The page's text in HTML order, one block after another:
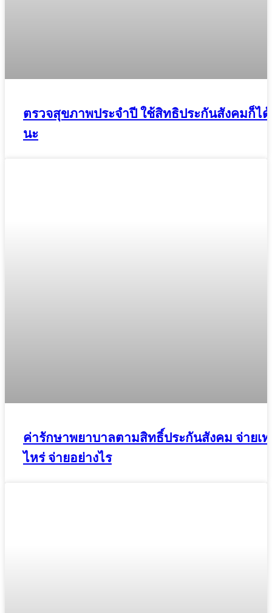
ตรวจสุขภาพประจำปี ใช้สิทธิประกันสังคมก็ได้
นะ
ค่ารักษาพยาบาลตามสิทธิ์ประกันสังคม จ่ายเ
ไหร่ จ่ายอย่างไร